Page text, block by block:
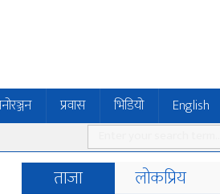
प्रवास भिडियो English
ताजा लोकप्रिय